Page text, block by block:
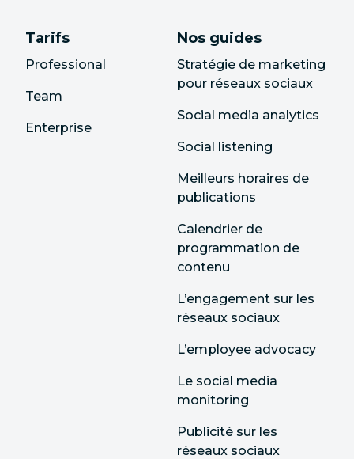
Tarifs
Professional
Team
Enterprise
Nos guides
Stratégie de marketing
pour réseaux sociaux
Social media analytics
Social listening
Meilleurs horaires de
publications
Calendrier de
programmation de
contenu
L’engagement sur les
réseaux sociaux
L’employee advocacy
Le social media
monitoring
Publicité sur les
réseaux sociaux